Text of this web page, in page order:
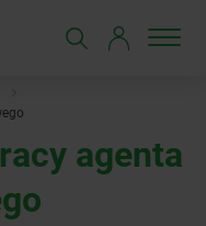
agenta